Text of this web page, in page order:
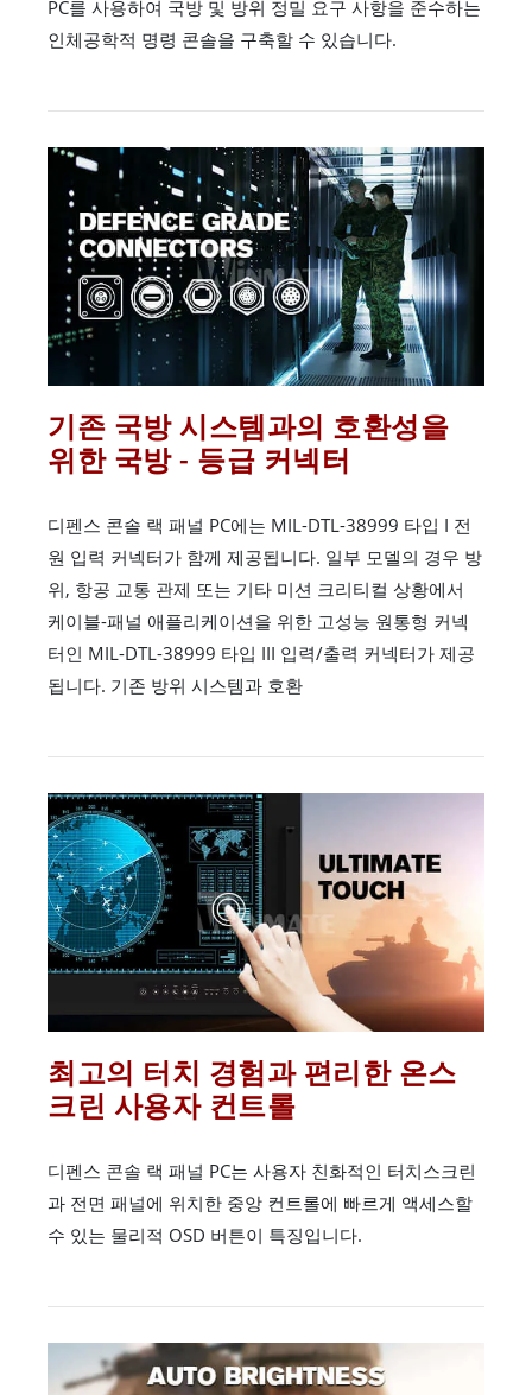
PC를 사용하여 국방 및 방위 정밀 요구 사항을 준수하는
인체공학적 명령 콘솔을 구축할 수 있습니다.
기존 국방 시스템과의 호환성을
위한 국방 - 등급 커넥터
디펜스 콘솔 랙 패널 PC에는 MIL-DTL-38999 타입 I 전
원 입력 커넥터가 함께 제공됩니다. 일부 모델의 경우 방
위, 항공 교통 관제 또는 기타 미션 크리티컬 상황에서
케이블-패널 애플리케이션을 위한 고성능 원통형 커넥
터인 MIL-DTL-38999 타입 III 입력/출력 커넥터가 제공
됩니다. 기존 방위 시스템과 호환
최고의 터치 경험과 편리한 온스
크린 사용자 컨트롤
디펜스 콘솔 랙 패널 PC는 사용자 친화적인 터치스크린
과 전면 패널에 위치한 중앙 컨트롤에 빠르게 액세스할
수 있는 물리적 OSD 버튼이 특징입니다.